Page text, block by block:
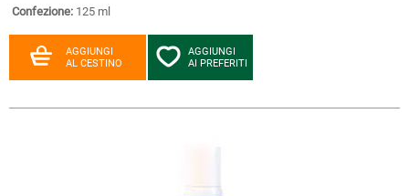
Confezione: 125 ml
AGGIUNGI
AL CESTINO
AGGIUNGI
AI PREFERITI